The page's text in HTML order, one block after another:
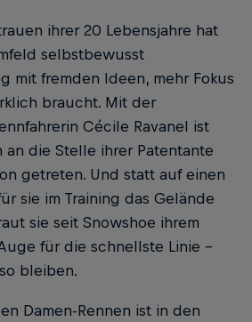
ihrer 20 Lebensjahre hat
selbstbewusst
mit fremden Ideen, mehr Fokus
braucht. Mit der
Cécile Ravanel ist
an die Stelle ihrer Patentante
getreten. Und statt auf einen
sie im Training das Gelände
sie seit Snowshoe ihrem
für die schnellste Linie -
bleiben.
Damen-Rennen ist in den